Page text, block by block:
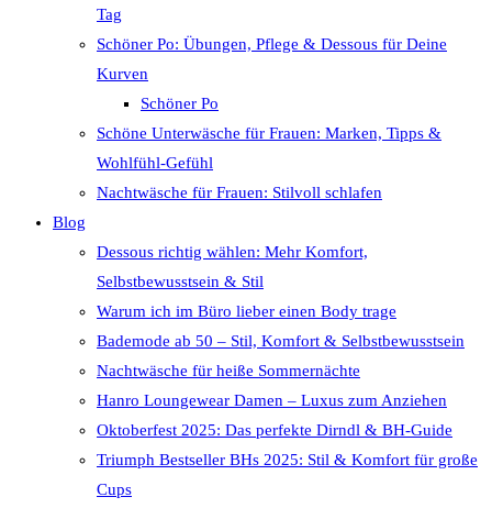
Tag
Schöner Po: Übungen, Pflege & Dessous für Deine
Kurven
Schöner Po
Schöne Unterwäsche für Frauen: Marken, Tipps &
Wohlfühl-Gefühl
Nachtwäsche für Frauen: Stilvoll schlafen
Blog
Dessous richtig wählen: Mehr Komfort,
Selbstbewusstsein & Stil
Warum ich im Büro lieber einen Body trage
Bademode ab 50 – Stil, Komfort & Selbstbewusstsein
Nachtwäsche für heiße Sommernächte
Hanro Loungewear Damen – Luxus zum Anziehen
Oktoberfest 2025: Das perfekte Dirndl & BH-Guide
Triumph Bestseller BHs 2025: Stil & Komfort für große
Cups